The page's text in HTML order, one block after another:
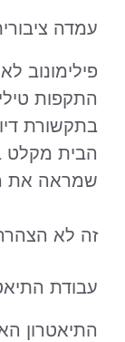
עמדה
פילימונוב
בתקשורת
הבית מקלט
שמראה את
זה לא
עבודת
התיאטרון